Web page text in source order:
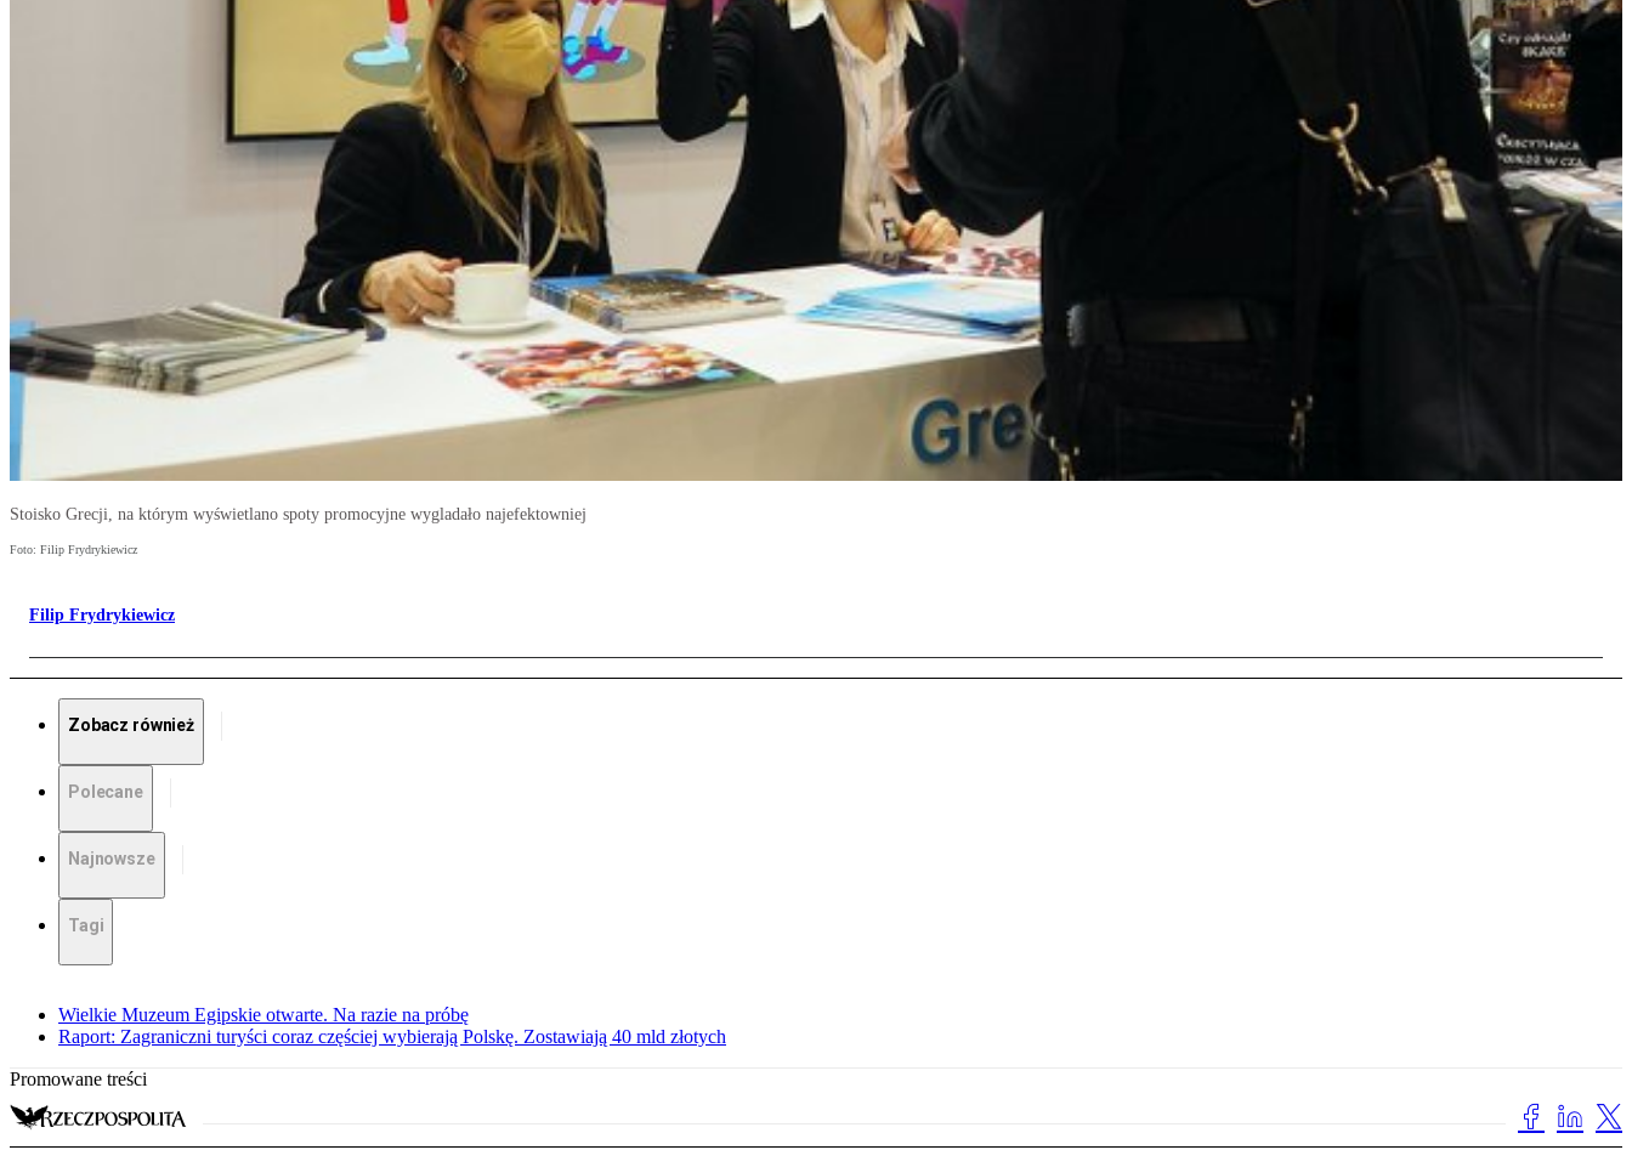
Stoisko Grecji, na którym wyświetlano spoty promocyjne wygladało najefektowniej
Foto: Filip Frydrykiewicz
Filip Frydrykiewicz
Zobacz również
Polecane
Najnowsze
Tagi
Wielkie Muzeum Egipskie otwarte. Na razie na próbę
Raport: Zagraniczni turyści coraz częściej wybierają Polskę. Zostawiają 40 mld złotych
Promowane treści